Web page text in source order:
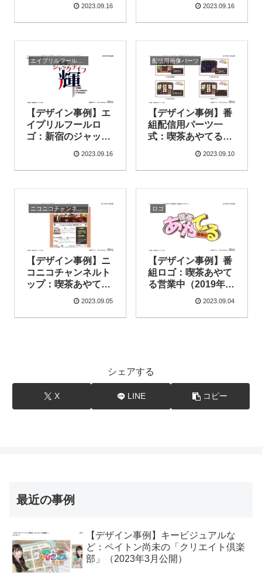
やてる営業中）
（2020年4月公開）
2023.09.16
る営業中）（2020年
4月公開）
2023.09.16
エイプリルフール（公式）
【デザイン事例】エ
イプリルフールロ
ゴ：新宿のジャック
てる営業中）（2020
年4月公開）
2023.09.16
配信用画像パーツ
【デザイン事例】番
組配信用パーツ一
式：喫茶あやてる営
2023.09.10
ニコニコチャンネルトップ
【デザイン事例】ニ
コニコチャンネルト
ップ：喫茶あやてる
営業中（2019年10
2023.09.05
ロゴ
【デザイン事例】番
組ロゴ：喫茶あやて
る営業中（2019年
2023.09.04
シェアする
X LINE コピー
最近の事例
【デザイン事例】キービジュアルな
ど：ペイトン尚未の「クリエイト倶楽
部」（2023年3月公開）